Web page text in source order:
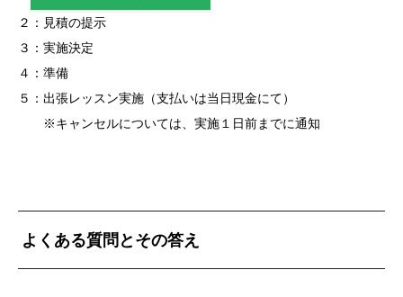
２：見積の提示
３：実施決定
４：準備
５：出張レッスン実施（支払いは当日現金にて）
※キャンセルについては、実施１日前までに通知
よくある質問とその答え